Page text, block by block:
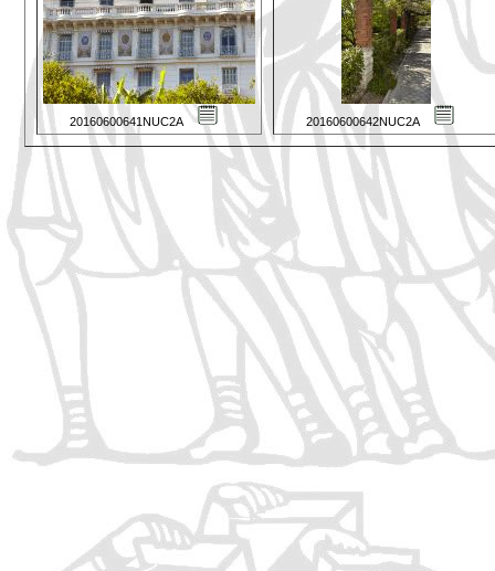
20160600641NUC2A 20160600642NUC2A